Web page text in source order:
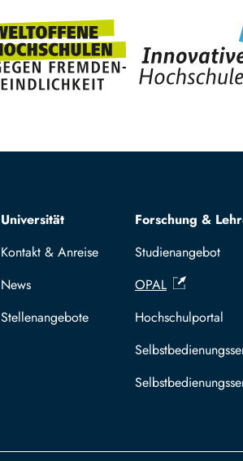
Top navigation
Universität
Kontakt & Anreise
News
Stellenangebote
Forschung &
Studienangebot
OPAL
Hochschulportal